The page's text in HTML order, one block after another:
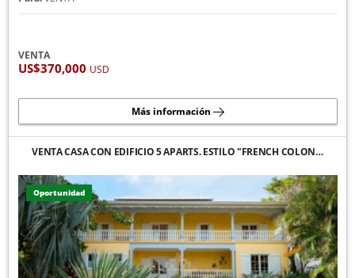
VENTA
US$370,000 USD
Más información
VENTA CASA CON EDIFICIO 5 APARTS. ESTILO "FRENCH COLON…
Oportunidad